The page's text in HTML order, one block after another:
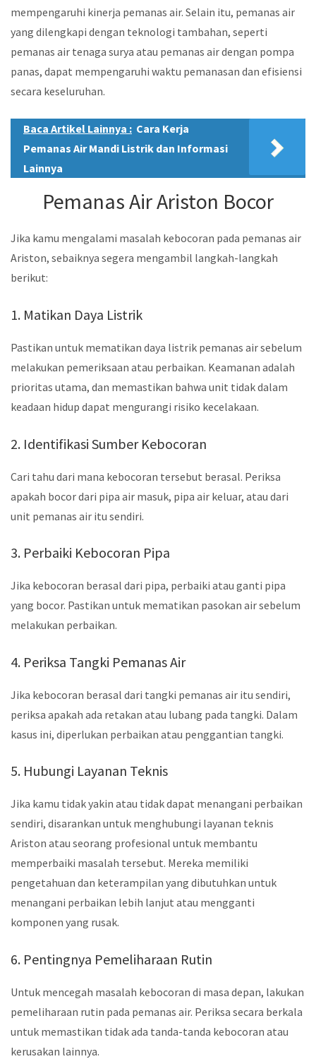
mempengaruhi kinerja pemanas air. Selain itu, pemanas air
yang dilengkapi dengan teknologi tambahan, seperti
pemanas air tenaga surya atau pemanas air dengan pompa
panas, dapat mempengaruhi waktu pemanasan dan efisiensi
secara keseluruhan.
Baca Artikel Lainnya : Cara Kerja
Pemanas Air Mandi Listrik dan Informasi
Lainnya
Pemanas Air Ariston Bocor
Jika kamu mengalami masalah kebocoran pada pemanas air
Ariston, sebaiknya segera mengambil langkah-langkah
berikut:
1. Matikan Daya Listrik
Pastikan untuk mematikan daya listrik pemanas air sebelum
melakukan pemeriksaan atau perbaikan. Keamanan adalah
prioritas utama, dan memastikan bahwa unit tidak dalam
keadaan hidup dapat mengurangi risiko kecelakaan.
2. Identifikasi Sumber Kebocoran
Cari tahu dari mana kebocoran tersebut berasal. Periksa
apakah bocor dari pipa air masuk, pipa air keluar, atau dari
unit pemanas air itu sendiri.
3. Perbaiki Kebocoran Pipa
Jika kebocoran berasal dari pipa, perbaiki atau ganti pipa
yang bocor. Pastikan untuk mematikan pasokan air sebelum
melakukan perbaikan.
4. Periksa Tangki Pemanas Air
Jika kebocoran berasal dari tangki pemanas air itu sendiri,
periksa apakah ada retakan atau lubang pada tangki. Dalam
kasus ini, diperlukan perbaikan atau penggantian tangki.
5. Hubungi Layanan Teknis
Jika kamu tidak yakin atau tidak dapat menangani perbaikan
sendiri, disarankan untuk menghubungi layanan teknis
Ariston atau seorang profesional untuk membantu
memperbaiki masalah tersebut. Mereka memiliki
pengetahuan dan keterampilan yang dibutuhkan untuk
menangani perbaikan lebih lanjut atau mengganti
komponen yang rusak.
6. Pentingnya Pemeliharaan Rutin
Untuk mencegah masalah kebocoran di masa depan, lakukan
pemeliharaan rutin pada pemanas air. Periksa secara berkala
untuk memastikan tidak ada tanda-tanda kebocoran atau
kerusakan lainnya.